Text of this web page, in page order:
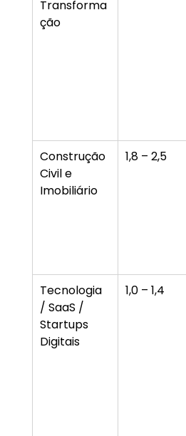
Transforma
ção
Construção
Civil e
Imobiliário
1,8 – 2,5
Tecnologia
/ SaaS /
Startups
Digitais
1,0 – 1,4